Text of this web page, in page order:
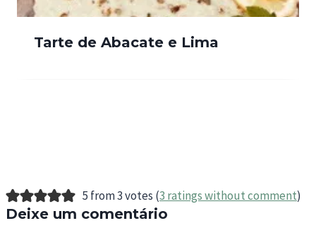
Tarte de Abacate e Lima
5 from 3 votes (3 ratings without comment)
Deixe um comentário